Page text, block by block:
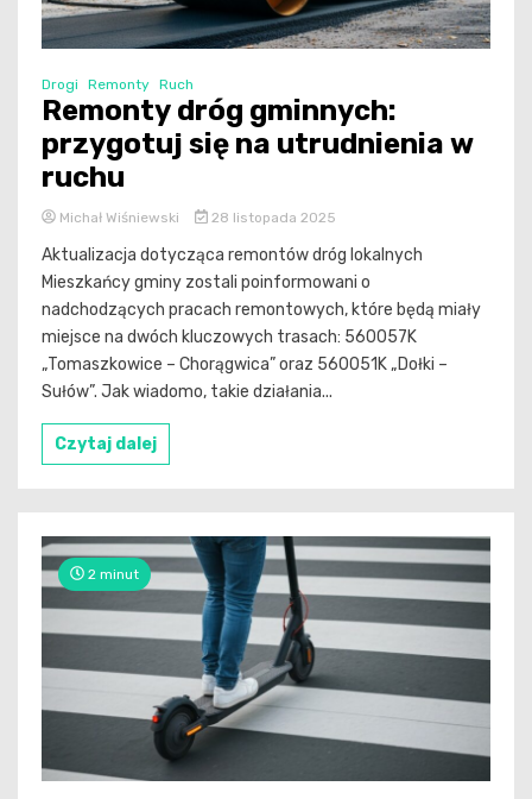
Drogi Remonty Ruch
Remonty dróg gminnych:
przygotuj się na utrudnienia w
ruchu
Michał Wiśniewski 28 listopada 2025
Aktualizacja dotycząca remontów dróg lokalnych
Mieszkańcy gminy zostali poinformowani o
nadchodzących pracach remontowych, które będą miały
miejsce na dwóch kluczowych trasach: 560057K
„Tomaszkowice – Chorągwica” oraz 560051K „Dołki –
Sułów”. Jak wiadomo, takie działania...
Czytaj dalej
2 minut